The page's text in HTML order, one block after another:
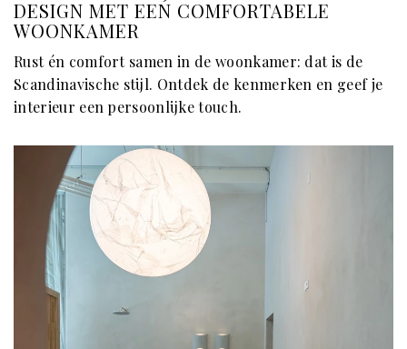
DESIGN MET EEN COMFORTABELE
WOONKAMER
Rust én comfort samen in de woonkamer: dat is de
Scandinavische stijl. Ontdek de kenmerken en geef je
interieur een persoonlijke touch.